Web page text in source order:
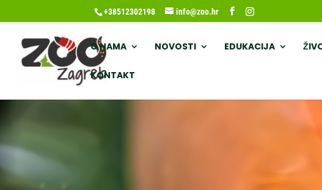
+38512302198 info@zoo.hr
O NAMA NOVOSTI EDUKACIJA
KONTAKT